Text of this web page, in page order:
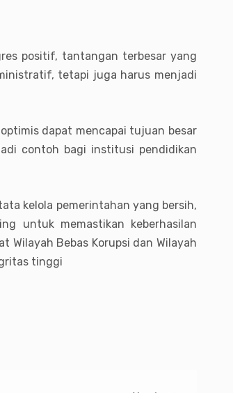
positif, tantangan terbesar yang
tetapi juga harus menjadi
dapat mencapai tujuan besar
contoh bagi institusi pendidikan
kelola pemerintahan yang bersih,
untuk memastikan keberhasilan
Wilayah Bebas Korupsi dan Wilayah
tinggi